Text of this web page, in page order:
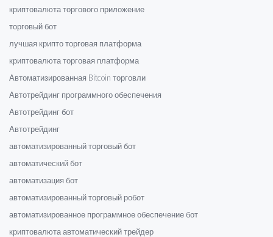
криптовалюта торгового приложение
торговый бот
лучшая крипто торговая платформа
криптовалюта торговая платформа
Автоматизированная Bitcoin торговли
Автотрейдинг программного обеспечения
Автотрейдинг бот
Автотрейдинг
автоматизированный торговый бот
автоматический бот
автоматизация бот
автоматизированный торговый робот
автоматизированное программное обеспечение бот
криптовалюта автоматический трейдер